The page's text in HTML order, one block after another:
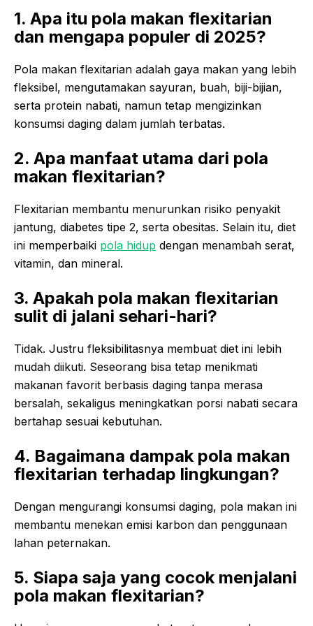
1. Apa itu pola makan flexitarian
dan mengapa populer di 2025?
Pola makan flexitarian adalah gaya makan yang lebih
fleksibel, mengutamakan sayuran, buah, biji-bijian,
serta protein nabati, namun tetap mengizinkan
konsumsi daging dalam jumlah terbatas.
2. Apa manfaat utama dari pola
makan flexitarian?
Flexitarian membantu menurunkan risiko penyakit
jantung, diabetes tipe 2, serta obesitas. Selain itu, diet
ini memperbaiki pola hidup dengan menambah serat,
vitamin, dan mineral.
3. Apakah pola makan flexitarian
sulit di jalani sehari-hari?
Tidak. Justru fleksibilitasnya membuat diet ini lebih
mudah diikuti. Seseorang bisa tetap menikmati
makanan favorit berbasis daging tanpa merasa
bersalah, sekaligus meningkatkan porsi nabati secara
bertahap sesuai kebutuhan.
4. Bagaimana dampak pola makan
flexitarian terhadap lingkungan?
Dengan mengurangi konsumsi daging, pola makan ini
membantu menekan emisi karbon dan penggunaan
lahan peternakan.
5. Siapa saja yang cocok menjalani
pola makan flexitarian?